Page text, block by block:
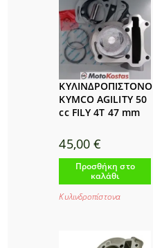
ΚΥΛΙΝΔΡΟΠΙΣΤΟΝΟ
KYMCO AGILITY 50
cc FILY 4T 47 mm
45,00€
Προσθήκη στο
καλάθι
Κυλινδροπίστονα